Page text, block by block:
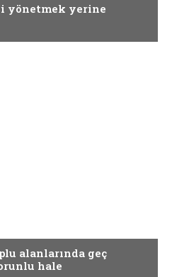
yönetmek yerine
alanlarında geç
hale